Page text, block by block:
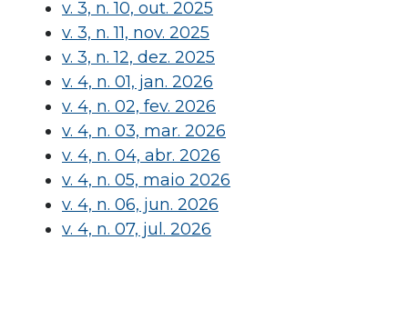
v. 3, n. 10, out. 2025
v. 3, n. 11, nov. 2025
v. 3, n. 12, dez. 2025
v. 4, n. 01, jan. 2026
v. 4, n. 02, fev. 2026
v. 4, n. 03, mar. 2026
v. 4, n. 04, abr. 2026
v. 4, n. 05, maio 2026
v. 4, n. 06, jun. 2026
v. 4, n. 07, jul. 2026